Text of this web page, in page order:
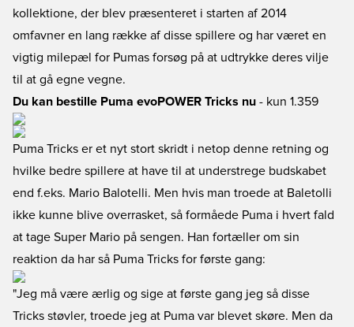
kollektione, der blev præsenteret i starten af 2014
omfavner en lang række af disse spillere og har været en
vigtig milepæl for Pumas forsøg på at udtrykke deres vilje
til at gå egne vegne.
Du kan bestille Puma evoPOWER Tricks nu - kun 1.359
Puma Tricks er et nyt stort skridt i netop denne retning og
hvilke bedre spillere at have til at understrege budskabet
end f.eks. Mario Balotelli. Men hvis man troede at Baletolli
ikke kunne blive overrasket, så formåede Puma i hvert fald
at tage Super Mario på sengen. Han fortæller om sin
reaktion da har så Puma Tricks for første gang:
"Jeg må være ærlig og sige at første gang jeg så disse
Tricks støvler, troede jeg at Puma var blevet skøre. Men da